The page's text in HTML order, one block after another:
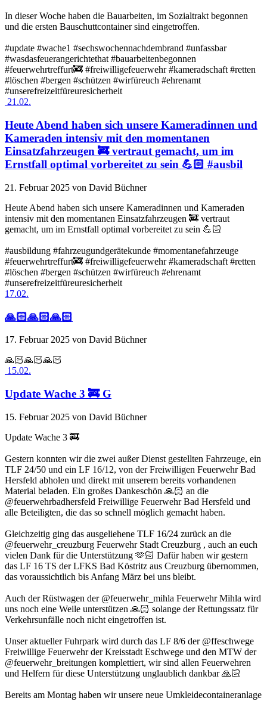
In dieser Woche haben die Bauarbeiten, im Sozialtrakt begonnen
und die ersten Bauschuttcontainer sind eingetroffen.
#update #wache1 #sechswochennachdembrand #unfassbar
#wasdasfeuerangerichtethat #bauarbeitenbegonnen
#feuerwehrtreffurt🚒 #freiwilligefeuerwehr #kameradschaft #retten
#löschen #bergen #schützen #wirfüreuch #ehrenamt
#unserefreizeitfüreuresicherheit
21.02.
Heute Abend haben sich unsere Kameradinnen und
Kameraden intensiv mit den momentanen
Einsatzfahrzeugen 🚒 vertraut gemacht, um im
Ernstfall optimal vorbereitet zu sein 💪🏻 #ausbil
21. Februar 2025 von David Büchner
Heute Abend haben sich unsere Kameradinnen und Kameraden
intensiv mit den momentanen Einsatzfahrzeugen 🚒 vertraut
gemacht, um im Ernstfall optimal vorbereitet zu sein 💪🏻
#ausbildung #fahrzeugundgerätekunde #momentanefahrzeuge
#feuerwehrtreffurt🚒 #freiwilligefeuerwehr #kameradschaft #retten
#löschen #bergen #schützen #wirfüreuch #ehrenamt
#unserefreizeitfüreuresicherheit
17.02.
🙏🏻🙏🏻🙏🏻
17. Februar 2025 von David Büchner
🙏🏻🙏🏻🙏🏻
15.02.
Update Wache 3 🚒 G
15. Februar 2025 von David Büchner
Update Wache 3 🚒
Gestern konnten wir die zwei außer Dienst gestellten Fahrzeuge, ein
TLF 24/50 und ein LF 16/12, von der Freiwilligen Feuerwehr Bad
Hersfeld abholen und direkt mit unserem bereits vorhandenen
Material beladen. Ein großes Dankeschön 🙏🏻 an die
@feuerwehrbadhersfeld Freiwillige Feuerwehr Bad Hersfeld und
alle Beteiligten, die das so schnell möglich gemacht haben.
Gleichzeitig ging das ausgeliehene TLF 16/24 zurück an die
@feuerwehr_creuzburg Feuerwehr Stadt Creuzburg , auch an euch
vielen Dank für die Unterstützung 🫶🏻 Dafür haben wir gestern
das LF 16 TS der LFKS Bad Köstritz aus Creuzburg übernommen,
das voraussichtlich bis Anfang März bei uns bleibt.
Auch der Rüstwagen der @feuerwehr_mihla Feuerwehr Mihla wird
uns noch eine Weile unterstützen 🙏🏻 solange der Rettungssatz für
Verkehrsunfälle noch nicht eingetroffen ist.
Unser aktueller Fuhrpark wird durch das LF 8/6 der @ffeschwege
Freiwillige Feuerwehr der Kreisstadt Eschwege und den MTW der
@feuerwehr_breitungen komplettiert, wir sind allen Feuerwehren
und Helfern für diese Unterstützung unglaublich dankbar 🙏🏻
Bereits am Montag haben wir unsere neue Umkleidecontaineranlage